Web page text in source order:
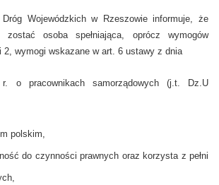
Dróg Wojewódzkich w Rzeszowie informuje, że
zostać osoba spełniająca, oprócz wymogów
wymogi wskazane w art. 6 ustawy z dnia
o pracownikach samorządowych (j.t. Dz.U
polskim,
do czynności prawnych oraz korzysta z pełni